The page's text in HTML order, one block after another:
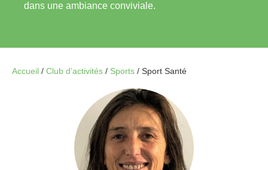
dans une ambiance conviviale.
Accueil / Club d’activités / Sports / Sport Santé